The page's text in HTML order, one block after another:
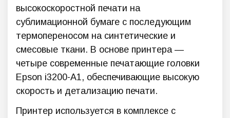
высокоскоростной печати на
сублимационной бумаге с последующим
термопереносом на синтетические и
смесовые ткани. В основе принтера —
четыре современные печатающие головки
Epson i3200-A1, обеспечивающие высокую
скорость и детализацию печати.
Принтер используется в комплексе с